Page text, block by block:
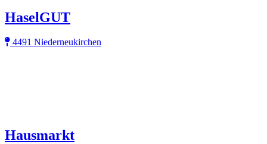
HaselGUT
4491 Niederneukirchen
Hausmarkt